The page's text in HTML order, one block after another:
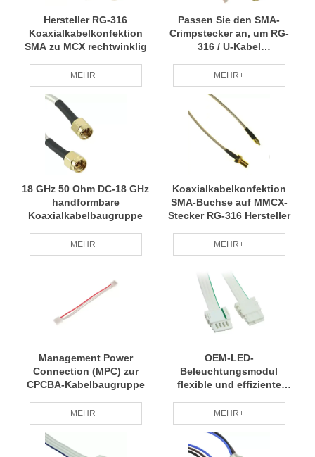
Hersteller RG-316
Koaxialkabelkonfektion
SMA zu MCX rechtwinklig
MEHR+
Passen Sie den SMA-
Crimpstecker an, um RG-
316 / U-Kabel
stumpf zu schneiden
MEHR+
18 GHz 50 Ohm DC-18 GHz
handformbare
Koaxialkabelbaugruppe
MEHR+
Koaxialkabelkonfektion
SMA-Buchse auf MMCX-
Stecker RG-316 Hersteller
MEHR+
Management Power
Connection (MPC) zur
CPCBA-Kabelbaugruppe
MEHR+
OEM-LED-
Beleuchtungsmodul
flexible und effiziente
MEHR+